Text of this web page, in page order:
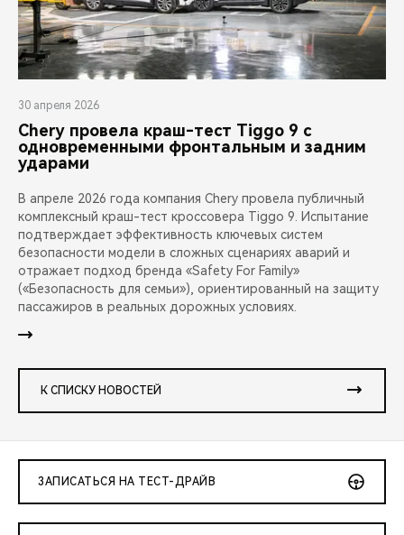
30 апреля 2026
Chery провела краш-тест Tiggo 9 с
одновременными фронтальным и задним
ударами
В апреле 2026 года компания Chery провела публичный
комплексный краш-тест кроссовера Tiggo 9. Испытание
подтверждает эффективность ключевых систем
безопасности модели в сложных сценариях аварий и
отражает подход бренда «Safety For Family»
(«Безопасность для семьи»), ориентированный на защиту
пассажиров в реальных дорожных условиях.
К СПИСКУ НОВОСТЕЙ
ЗАПИСАТЬСЯ НА ТЕСТ-ДРАЙВ